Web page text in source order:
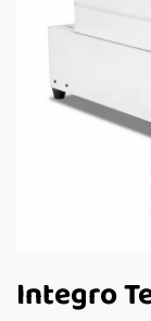
Integro